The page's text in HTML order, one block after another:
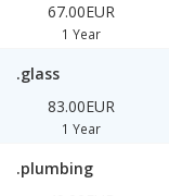
67.00EUR
1 Year
.glass
83.00EUR
1 Year
.plumbing